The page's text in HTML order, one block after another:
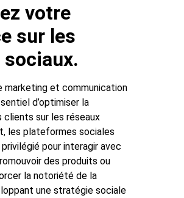
votre
sur les
sociaux.
marketing et communication
d’optimiser la
clients sur les réseaux
les plateformes sociales
pour interagir avec
des produits ou
la notoriété de la
une stratégie sociale